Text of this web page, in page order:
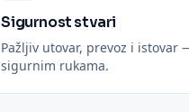
Sigurnost stvari
Pažljiv utovar, prevoz i istovar
sigurnim rukama.